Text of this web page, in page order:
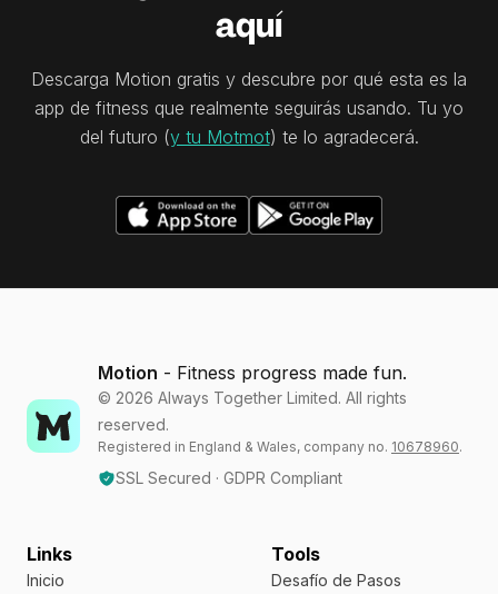
aquí
Descarga Motion gratis y descubre por qué esta es la
app de fitness que realmente seguirás usando. Tu yo
del futuro (y tu Motmot) te lo agradecerá.
Motion - Fitness progress made fun.
© 2026 Always Together Limited. All rights
reserved.
Registered in England & Wales, company no. 10678960.
SSL Secured · GDPR Compliant
Links
Inicio
Tools
Desafío de Pasos